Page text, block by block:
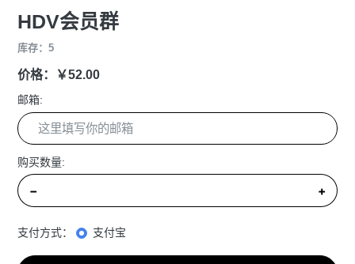
HDV会员群
库存：5
价格：￥52.00
邮箱:
购买数量:
− +
支付方式： 支付宝